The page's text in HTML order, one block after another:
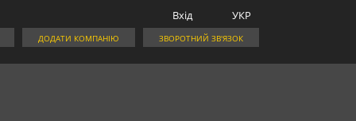
УКР
Вхід
ЗВОРОТНИЙ ЗВ'ЯЗОК
ДОДАТИ КОМПАНІЮ